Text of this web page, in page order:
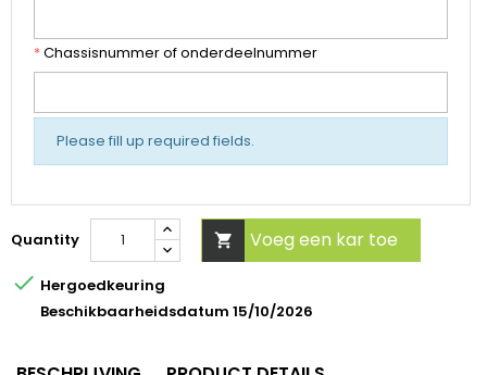
*Chassisnummer of onderdeelnummer
Please fill up required fields.
Quantity  Voeg een kar toe
 Hergoedkeuring
Beschikbaarheidsdatum 15/10/2026